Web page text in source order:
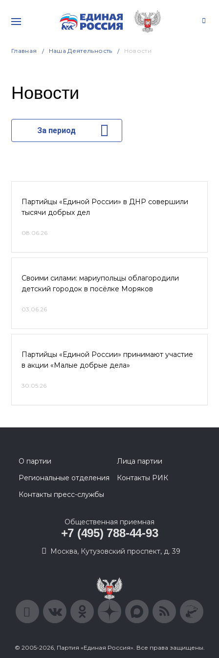
Главная Наша Деятельность Новости
Новости
За период
Партийцы «Единой России» в ДНР совершили
тысячи добрых дел
08.06.26
Своими силами: мариупольцы облагородили
детский городок в посёлке Моряков
03.06.26
Партийцы «Единой России» принимают участие
в акции «Малые добрые дела»
30.05.26
О партии
Лица партии
Региональные отделения
Контакты РИК
Контакты пресс-службы
Общественная приемная
+7 (495) 788-44-93
Москва, Кутузовский проспект, д. 39
© 2005-2026, Партия «Единая Россия». Все права защищены.